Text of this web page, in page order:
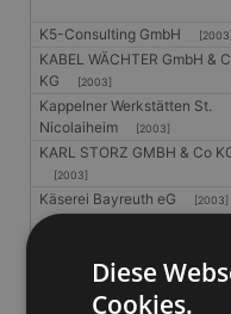
K5-Consulting GmbH [2003]
KABEL WÄCHTER GmbH &
KG
[2003]
Kappelner Werkstätten St.
Nicolaiheim
[2003]
KARL STORZ GMBH & Co
[2003]
Käserei Bayreuth eG [2003]
Südwestfalen GmbH[2003]
Katholische Stiftung
Diese
Cookies.